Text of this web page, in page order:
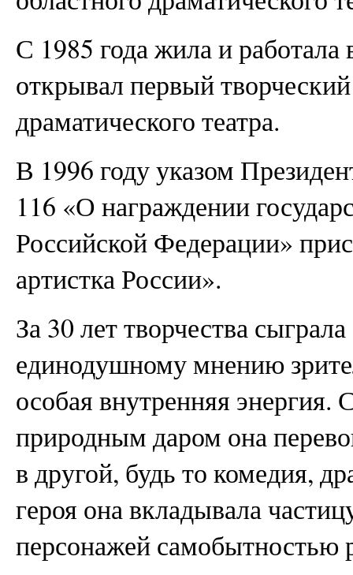
С 1985 года жила и работала
открывал первый
драматического театра.
В 1996 году указом
116 «О награждении
Российской Федерации»
артистка России».
За 30 лет творчества
единодушному мнению
особая внутренняя энергия.
природным даром она
в другой, будь то комедия,
героя она вкладывала
персонажей